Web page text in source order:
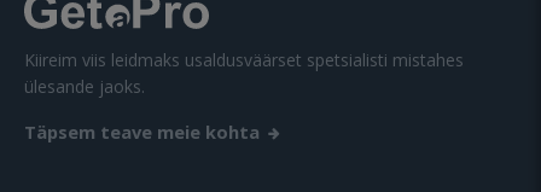
Kiireim viis leidmaks usaldusväärset spetsialisti mistahes
ülesande jaoks.
Täpsem teave meie kohta